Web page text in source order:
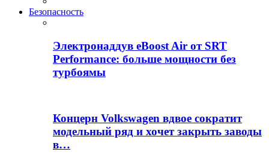
Безопасность
Электронаддув eBoost Air от SRT
Performance: больше мощности без
турбоямы
Концерн Volkswagen вдвое сократит
модельный ряд и хочет закрыть заводы
в…